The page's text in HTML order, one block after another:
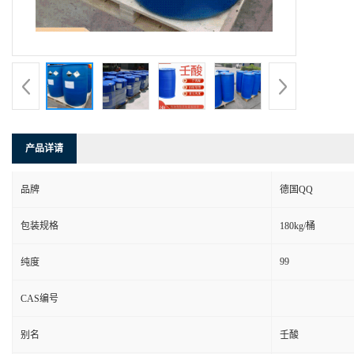
产品详请
品牌 德国QQ
包装规格 180kg/桶
纯度 99
CAS编号
别名 壬酸